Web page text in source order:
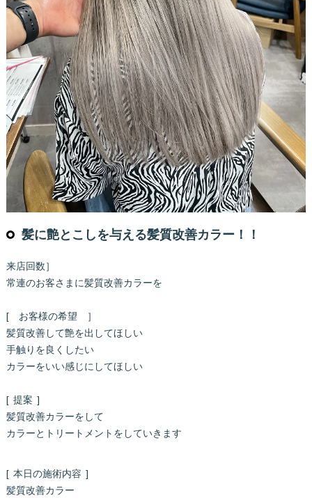
髪に艶とこしを与える髪質改善カラー！！
来店回数］
常連のお客さまに髪質改善カラーを
[ お客様の希望 ］
髪質改善して艶を出してほしい
手触りを良くしたい
カラーをいい感じにしてほしい
[ 提案 ]
髪質改善カラーをして
カラーとトリートメントをしていきます
[ 本日の施術内容 ]
髪質改善カラー